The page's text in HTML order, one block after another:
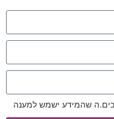
שהמידע ישמש למענה